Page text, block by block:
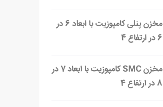
مخزن پنلی کامپوزیت با ابعاد 6 در
6 در ارتفاع 4
مخزن SMC کامپوزیت با ابعاد 7 در
8 در ارتفاع 4